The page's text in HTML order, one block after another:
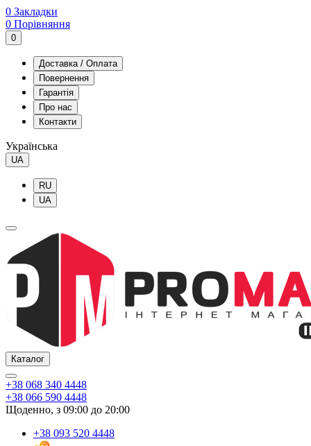
0 Закладки
0 Порівняння
0
Доставка / Оплата
Повернення
Гарантія
Про нас
Контакти
Українська
UA
RU
UA
Каталог
+38 068 340 4448
+38 066 590 4448
Щоденно, з 09:00 до 20:00
+38 093 520 4448